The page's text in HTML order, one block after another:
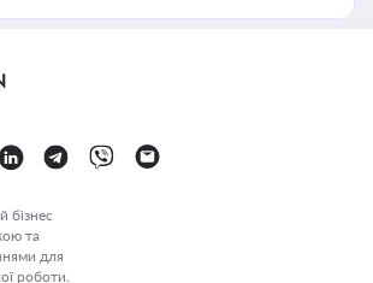
бізнес
та
для
роботи.